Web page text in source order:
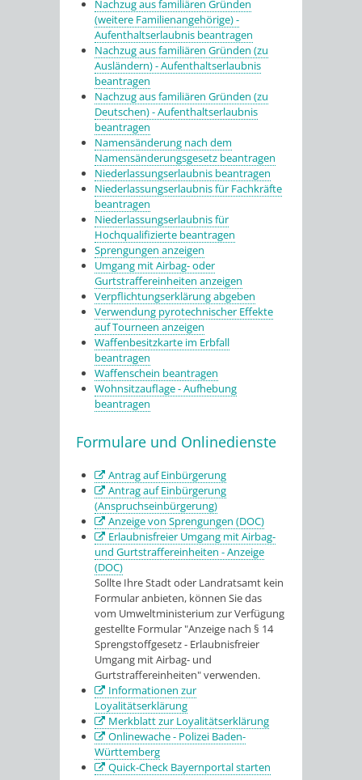
Nachzug aus familiären Gründen
(weitere Familienangehörige) -
Aufenthaltserlaubnis beantragen
Nachzug aus familiären Gründen (zu
Ausländern) - Aufenthaltserlaubnis
beantragen
Nachzug aus familiären Gründen (zu
Deutschen) - Aufenthaltserlaubnis
beantragen
Namensänderung nach dem
Namensänderungsgesetz beantragen
Niederlassungserlaubnis beantragen
Niederlassungserlaubnis für Fachkräfte
beantragen
Niederlassungserlaubnis für
Hochqualifizierte beantragen
Sprengungen anzeigen
Umgang mit Airbag- oder
Gurtstraffereinheiten anzeigen
Verpflichtungserklärung abgeben
Verwendung pyrotechnischer Effekte
auf Tourneen anzeigen
Waffenbesitzkarte im Erbfall
beantragen
Waffenschein beantragen
Wohnsitzauflage - Aufhebung
beantragen
Formulare und Onlinedienste
Antrag auf Einbürgerung
Antrag auf Einbürgerung
(Anspruchseinbürgerung)
Anzeige von Sprengungen (DOC)
Erlaubnisfreier Umgang mit Airbag-
und Gurtstraffereinheiten - Anzeige
(DOC)
Sollte Ihre Stadt oder Landratsamt kein
Formular anbieten, können Sie das
vom Umweltministerium zur Verfügung
gestellte Formular "Anzeige nach § 14
Sprengstoffgesetz - Erlaubnisfreier
Umgang mit Airbag- und
Gurtstraffereinheiten" verwenden.
Informationen zur
Loyalitätserklärung
Merkblatt zur Loyalitätserklärung
Onlinewache - Polizei Baden-
Württemberg
Quick-Check Bayernportal starten